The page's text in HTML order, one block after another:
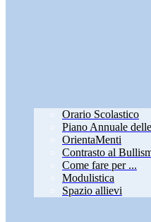
Orario Scolastico
Piano Annuale
OrientaMenti
Contrasto al
Come fare per ...
Modulistica
Spazio allievi